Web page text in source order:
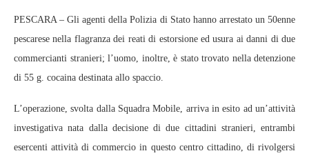
PESCARA – Gli agenti della Polizia di Stato hanno arrestato un 50enne
pescarese nella flagranza dei reati di estorsione ed usura ai danni di due
commercianti stranieri; l’uomo, inoltre, è stato trovato nella detenzione
di 55 g. cocaina destinata allo spaccio.
L’operazione, svolta dalla Squadra Mobile, arriva in esito ad un’attività
investigativa nata dalla decisione di due cittadini stranieri, entrambi
esercenti attività di commercio in questo centro cittadino, di rivolgersi